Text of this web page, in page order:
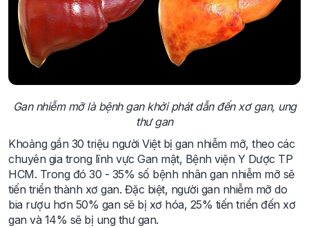
Gan nhiễm mỡ là bệnh gan khởi phát dẫn đến xơ gan, ung
thư gan
Khoảng gần 30 triệu người Việt bị gan nhiễm mỡ, theo các
chuyên gia trong lĩnh vực Gan mật, Bệnh viện Y Dược TP
HCM. Trong đó 30 - 35% số bệnh nhân gan nhiễm mỡ sẽ
tiến triển thành xơ gan. Đặc biệt, người gan nhiễm mỡ do
bia rượu hơn 50% gan sẽ bị xơ hóa, 25% tiến triển đến xơ
gan và 14% sẽ bị ung thư gan.